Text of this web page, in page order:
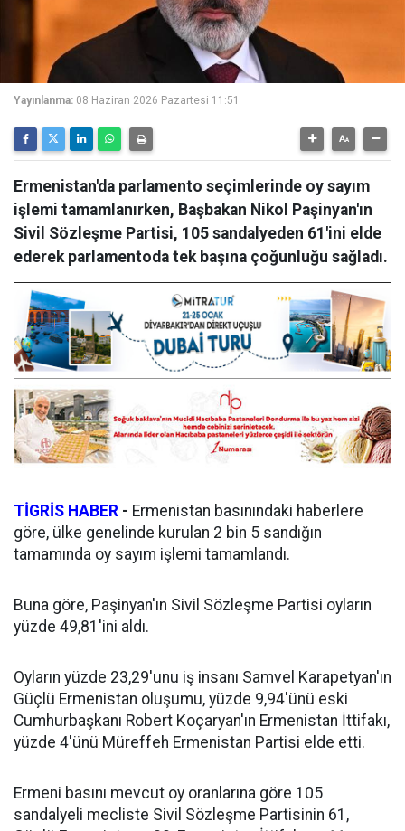
Yayınlanma: 08 Haziran 2026 Pazartesi 11:51
Ermenistan'da parlamento seçimlerinde oy sayım
işlemi tamamlanırken, Başbakan Nikol Paşinyan'ın
Sivil Sözleşme Partisi, 105 sandalyeden 61'ini elde
ederek parlamentoda tek başına çoğunluğu sağladı.
TİGRİS HABER - Ermenistan basınındaki haberlere
göre, ülke genelinde kurulan 2 bin 5 sandığın
tamamında oy sayım işlemi tamamlandı.
Buna göre, Paşinyan'ın Sivil Sözleşme Partisi oyların
yüzde 49,81'ini aldı.
Oyların yüzde 23,29'unu iş insanı Samvel Karapetyan'ın
Güçlü Ermenistan oluşumu, yüzde 9,94'ünü eski
Cumhurbaşkanı Robert Koçaryan'ın Ermenistan İttifakı,
yüzde 4'ünü Müreffeh Ermenistan Partisi elde etti.
Ermeni basını mevcut oy oranlarına göre 105
sandalyeli mecliste Sivil Sözleşme Partisinin 61,